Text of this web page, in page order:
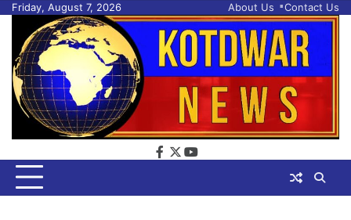
Skip
content
Friday, August 7, 2026 About Us Contact Us
facebook
twitter
youtube